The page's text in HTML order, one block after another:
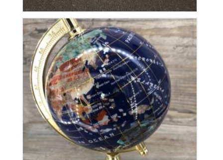
Globe Terrestre
325€